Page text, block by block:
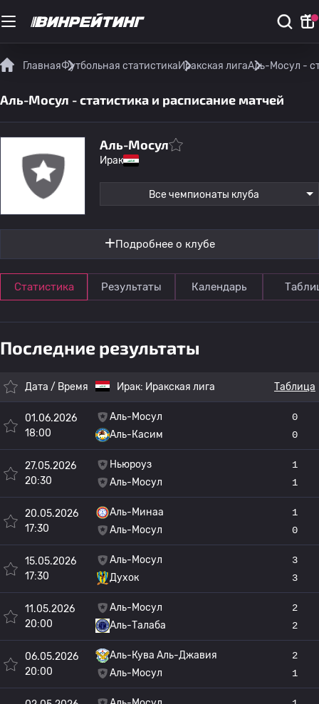
ГлавнаяФутбольная статистикаИракская лигаАль-Мосул -
Аль-Мосул - статистика и расписание матчей
Аль-Мосул
Ирак
Все чемпионаты клуба
Подробнее о клубе
Статистика Результаты Календарь
Последние результаты
Дата / Время Ирак: Иракская лига Таблица
01.06.2026
18:00
Аль-Мосул
Аль-Касим
0
0
27.05.2026
20:30
Ньюроуз
Аль-Мосул
1
1
20.05.2026
17:30
Аль-Минаа
Аль-Мосул
1
0
15.05.2026
17:30
Аль-Мосул
Духок
3
3
11.05.2026
20:00
Аль-Мосул
Аль-Талаба
2
2
06.05.2026
20:00
Аль-Кува Аль-Джавия
Аль-Мосул
2
1